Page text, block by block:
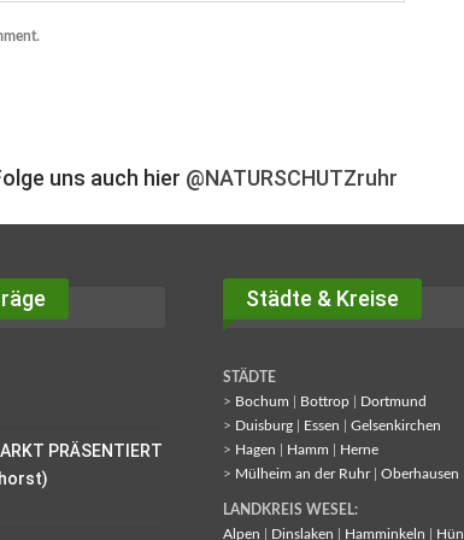
uns auch hier @NATURSCHUTZruhr
PRÄSENTIERT
Städte & Kreise
STÄDTE
> Bochum Bottrop
Dortmund
> Duisburg Essen
Gelsenkirchen
> Hagen Hamm
Herne
> Mülheim an der Ruhr| Oberhausen
LANDKREIS WESEL:
Alpen
Dinslaken Hamminkeln